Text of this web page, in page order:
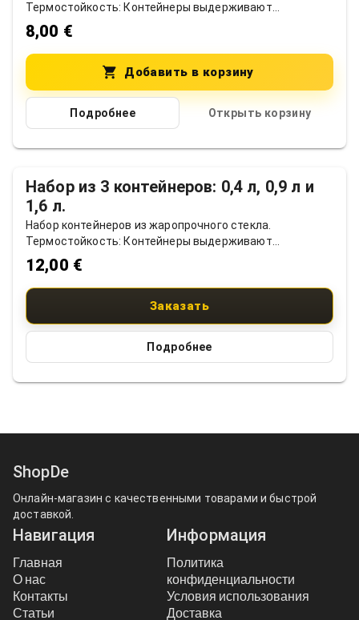
Термостойкость: Контейнеры выдерживают
температуру от -20 °C до 300 °C (емкость) и от -20 °C
до 100 °C (крышка). Материал: Изготовлены из
высококачественного жаропрочного стекла.
Применение: Подходят для сервировки и
замораживания. Размеры: примерно 0,4 л, 0,9 л.
8,00 €
Добавить в корзину
Подробнее Открыть корзину
Нет в наличии
Набор из 3 контейнеров: 0,4 л, 0,9 л и
1,6 л.
Набор контейнеров из жаропрочного стекла.
Термостойкость: Контейнеры выдерживают
температуру от -20 °C до 300 °C (емкость) и от -20 °C
до 100 °C (крышка). Материал: Изготовлены из
высококачественного жаропрочного стекла.
Применение: Подходят для сервировки и
замораживания. Размеры: Доступны в трех размерах:
примерно 0,4 л, 0,9 л и 1,6 л.
12,00 €
Заказать
Подробнее
ShopDe
Онлайн-магазин с качественными товарами и быстрой
доставкой.
Навигация
Главная
О нас
Контакты
Статьи
Информация
Политика
конфиденциальности
Условия использования
Доставка